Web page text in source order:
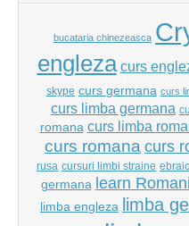
bucataria chinezeasca
engleza curs
skype curs germana curs
curs limba germana
romana curs limba
curs romana curs
rusa cursuri limbi straine
germana learn
limba engleza limba